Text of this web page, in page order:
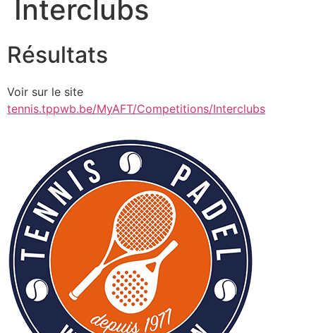
Interclubs
Résultats
Voir sur le site
tennis.tppwb.be/MyAFT/Competitions/Interclubs